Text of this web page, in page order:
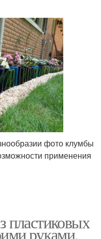
фото клумбы
применения
пластиковых
руками.